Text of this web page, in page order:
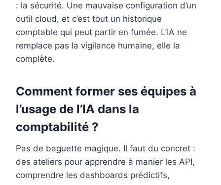
: la sécurité. Une mauvaise configuration d’un
outil cloud, et c’est tout un historique
comptable qui peut partir en fumée. L’IA ne
remplace pas la vigilance humaine, elle la
complète.
Comment former ses équipes à
l’usage de l’IA dans la
comptabilité ?
Pas de baguette magique. Il faut du concret :
des ateliers pour apprendre à manier les API,
comprendre les dashboards prédictifs,